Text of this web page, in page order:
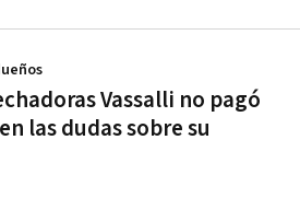
Vassalli no pagó
las dudas sobre su